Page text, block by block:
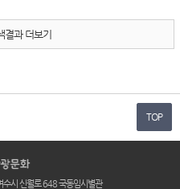
과 더보기
TOP
시 신월로 648 국동임시별관